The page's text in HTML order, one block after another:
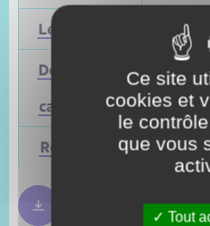
Législatives
Départementales
cantonales)
Mars
Régionales Mars
Règles bulletin de
Ce site
cookies et
le
que vous
Tout